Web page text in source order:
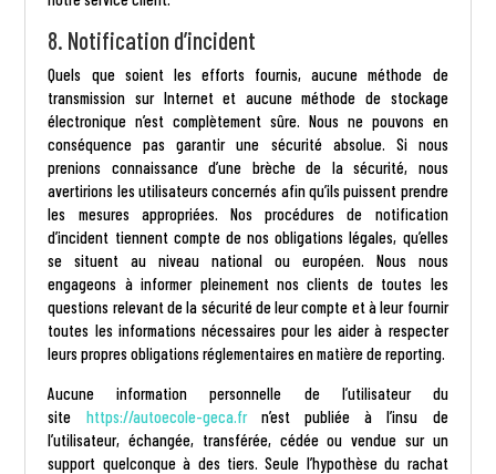
8. Notification d’incident
Quels que soient les efforts fournis, aucune méthode de
transmission sur Internet et aucune méthode de stockage
électronique n’est complètement sûre. Nous ne pouvons en
conséquence pas garantir une sécurité absolue. Si nous
prenions connaissance d’une brèche de la sécurité, nous
avertirions les utilisateurs concernés afin qu’ils puissent prendre
les mesures appropriées. Nos procédures de notification
d’incident tiennent compte de nos obligations légales, qu’elles
se situent au niveau national ou européen. Nous nous
engageons à informer pleinement nos clients de toutes les
questions relevant de la sécurité de leur compte et à leur fournir
toutes les informations nécessaires pour les aider à respecter
leurs propres obligations réglementaires en matière de reporting.
Aucune information personnelle de l’utilisateur du
site
https://autoecole-geca.fr
n’est publiée à l’insu de
l’utilisateur, échangée, transférée, cédée ou vendue sur un
support quelconque à des tiers. Seule l’hypothèse du rachat